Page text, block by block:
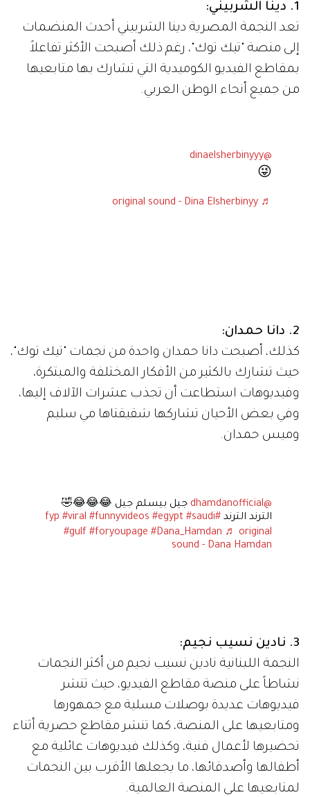
1. دينا الشربيني:
تعد النجمة المصرية دينا الشربيني أحدث المنضمات
إلى منصة "تيك توك"، رغم ذلك أصبحت الأكثر تفاعلاً
بمقاطع الفيديو الكوميدية التي تشارك بها متابعيها
من جميع أنحاء الوطن العربي.
@dinaelsherbinyyy
😜
♬ original sound - Dina Elsherbinyy
2. دانا حمدان:
كذلك، أصبحت دانا حمدان واحدة من نجمات "تيك توك"،
حيث تشارك بالكثير من الأفكار المختلفة والمبتكرة،
وفيديوهات استطاعت أن تجذب عشرات الآلاف إليها،
وفي بعض الأحيان تشاركها شقيقتاها مي سليم
وميس حمدان.
@dhamdanofficial
جيل بيسلم جيل 😂😂😂🤣
الترند الترند #fyp
#viral #funnyvideos #egypt #saudi
#gulf #foryoupage #Dana_Hamdan ♬ original
sound - Dana Hamdan
3. نادين نسيب نجيم:
النجمة اللبنانية نادين نسيب نجيم من أكثر النجمات
نشاطاً على منصة مقاطع الفيديو، حيث تنشر
فيديوهات عديدة بوصلات مسلية مع جمهورها
ومتابعيها على المنصة، كما تنشر مقاطع حصرية أثناء
تحضيرها لأعمال فنية، وكذلك فيديوهات عائلية مع
أطفالها وأصدقائها، ما يجعلها الأقرب بين النجمات
لمتابعيها على المنصة العالمية.